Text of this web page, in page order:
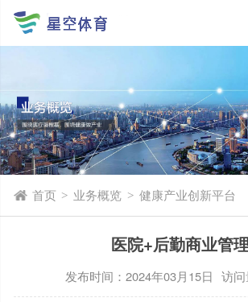
首页 > 业务概览 > 健康产业创新平台
医院+后勤商业管理
发布时间：2024年03月15日 访